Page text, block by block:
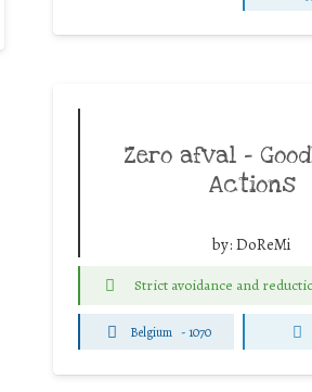
Zero afval –
Actions
by: DoReMi
Strict avoidance and
Belgium -1070